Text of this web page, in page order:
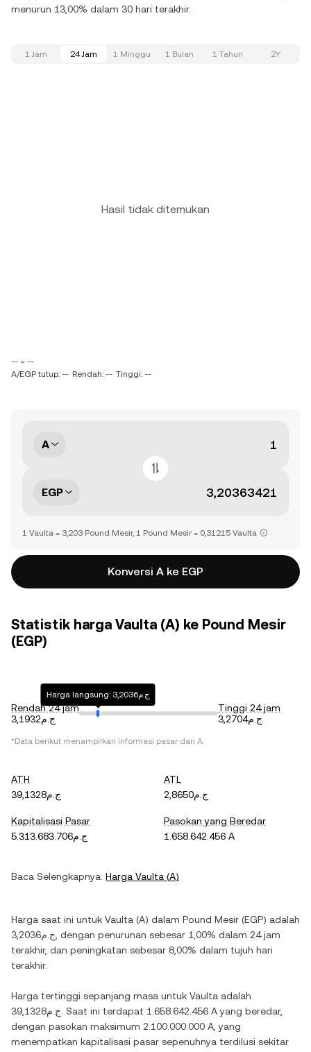
menurun 13,00% dalam 30 hari terakhir.
1 Jam 24 Jam 1 Minggu 1 Bulan 1 Tahun 2Y
Hasil tidak ditemukan
-- ~ --
A/EGP tutup: -- Rendah: -- Tinggi: --
A
EGP
1 Vaulta = 3,203 Pound Mesir, 1 Pound Mesir = 0,31215 Vaulta
Konversi A ke EGP
Statistik harga Vaulta (A) ke Pound Mesir
(EGP)
Rendah 24 jam
ج.م3,1932
Harga langsung: ج.م3,2036
Tinggi 24 jam
ج.م3,2704
*Data berikut menampilkan informasi pasar dari A.
ATH
ج.م39,1328
ATL
ج.م2,8650
Kapitalisasi Pasar
ج.م5.313.683.706
Pasokan yang Beredar
1.658.642.456 A
Baca Selengkapnya: Harga Vaulta (A)
Harga saat ini untuk Vaulta (A) dalam Pound Mesir (EGP) adalah
ج.م3,2036 , dengan penurunan sebesar 1,00% dalam 24 jam
terakhir, dan peningkatan sebesar 8,00% dalam tujuh hari
terakhir.
Harga tertinggi sepanjang masa untuk Vaulta adalah
ج.م39,1328 . Saat ini terdapat 1.658.642.456 Ayang beredar,
dengan pasokan maksimum 2.100.000.000 A , yang
menempatkan kapitalisasi pasar sepenuhnya terdilusi sekitar